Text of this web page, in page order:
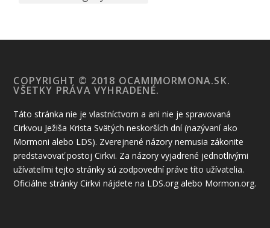
COPYRIGHT © 2018 OCAMIMORMONA.SK.
VŠETKY PRÁVA VYHRADENÉ.
Táto stránka nie je vlastníctvom a ani nie je spravovaná
Cirkvou Ježiša Krista Svätých neskorších dní (nazývaní ako
Mormoni alebo LDS). Zverejnené názory nemusia zákonite
predstavovať postoj Cirkvi. Za názory vyjadrené jednotlivými
užívateľmi tejto stránky sú zodpovední práve títo užívatelia.
Oficiálne stránky Cirkvi nájdete na LDS.org alebo Mormon.org.